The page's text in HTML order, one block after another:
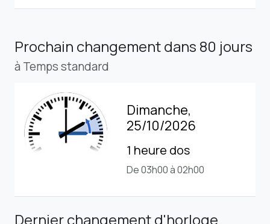
Prochain changementdans 80 jours
à Temps standard
Dimanche,
25/10/2026
1 heure dos
De 03h00 à 02h00
Dernier changement d'horloge